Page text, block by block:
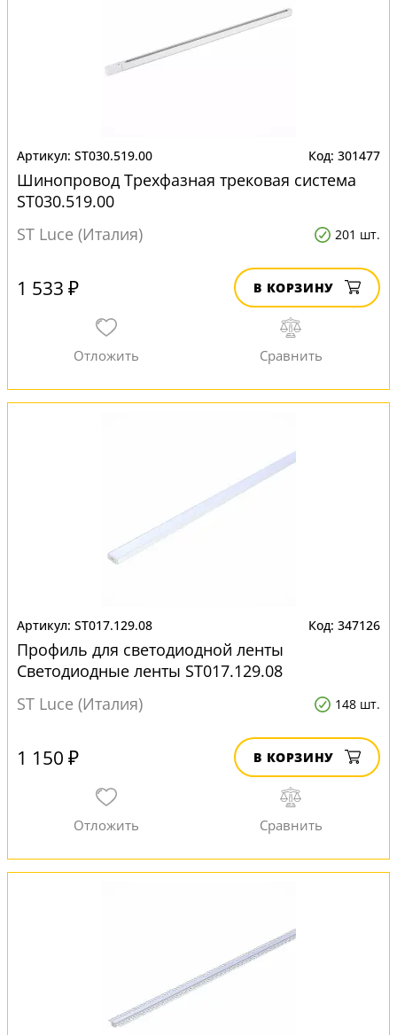
ST030.519.00 301477
Шинопровод Трехфазная трековая система
ST030.519.00
ST Luce (Италия)
201 шт.
1 533 ₽ В КОРЗИНУ
ST017.129.08 347126
Профиль для светодиодной ленты
Светодиодные ленты ST017.129.08
ST Luce (Италия)
148 шт.
1 150 ₽ В КОРЗИНУ